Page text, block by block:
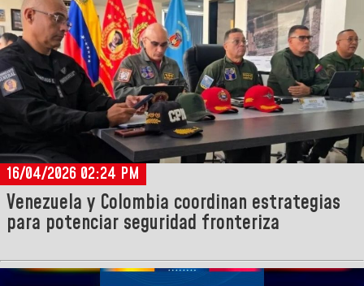
16/04/2026 02:24 PM
Venezuela y Colombia coordinan estrategias
para potenciar seguridad fronteriza